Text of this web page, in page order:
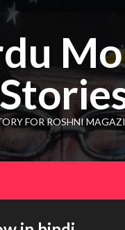
FOR ROSHNI